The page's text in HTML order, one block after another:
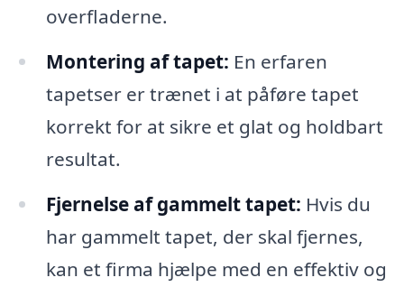
overfladerne.
Montering af tapet: En erfaren
tapetser er trænet i at påføre tapet
korrekt for at sikre et glat og holdbart
resultat.
Fjernelse af gammelt tapet: Hvis du
har gammelt tapet, der skal fjernes,
kan et firma hjælpe med en effektiv og